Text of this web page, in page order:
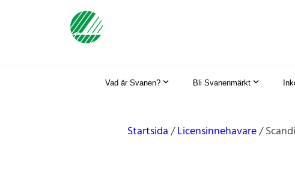
Vad är Svanen? Bli Svanenmärkt
Startsida Licensinnehavare